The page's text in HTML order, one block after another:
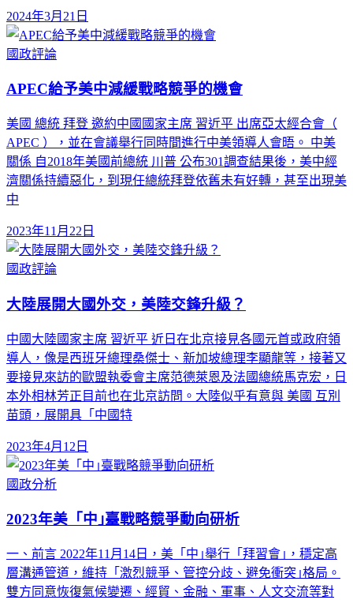
2024年3月21日
國政評論
APEC給予美中減緩戰略競爭的機會
美國 總統 拜登 邀約中國國家主席 習近平 出席亞太經合會（
APEC ），並在會議舉行同時間進行中美領導人會晤。 中美
關係 自2018年美國前總統 川普 公布301調查結果後，美中經
濟關係持續惡化，到現任總統拜登依舊未有好轉，甚至出現美
中
2023年11月22日
國政評論
大陸展開大國外交，美陸交鋒升級？
中國大陸國家主席 習近平 近日在北京接見各國元首或政府領
導人，像是西班牙總理桑傑士、新加坡總理李顯龍等，接著又
要接見來訪的歐盟執委會主席范德萊恩及法國總統馬克宏，日
本外相林芳正目前也在北京訪問。大陸似乎有意與 美國 互別
苗頭，展開具「中國特
2023年4月12日
國政分析
2023年美「中｣臺戰略競爭動向研析
一、前言 2022年11月14日，美「中｣舉行「拜習會｣，穩定高
層溝通管道，維持「激烈競爭、管控分歧、避免衝突｣格局。
雙方同意恢復氣候變遷、經貿、金融、軍事、人文交流等對